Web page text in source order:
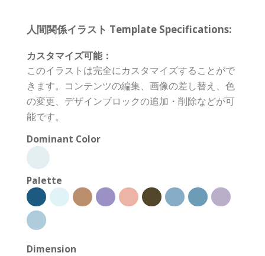
人間関係イラスト Template Specifications:
カスタマイズ可能：
このイラストは完全にカスタマイズすることがで
きます。コンテンツの編集、画像の差し替え、色
の変更、デザインブロックの追加・削除などが可
能です。
Dominant Color
Palette
Dimension